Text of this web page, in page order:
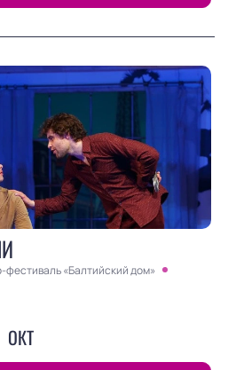
фестиваль «Балтийский дом»
ОКТ